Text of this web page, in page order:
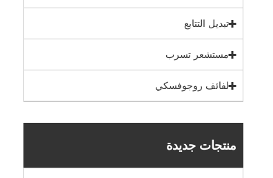
تبديل التتابع
مستشعر تسرب
لفائف روجوفسكي
منتجات جديدة